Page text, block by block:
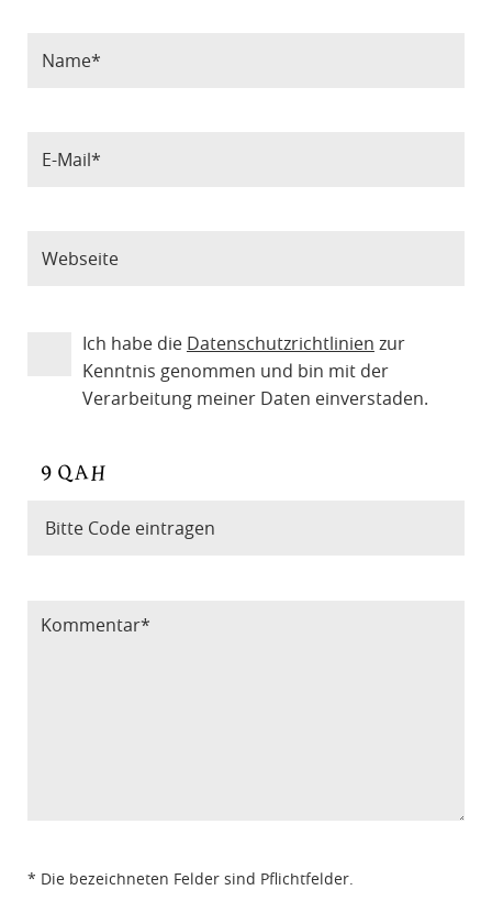
Ich habe die Datenschutzrichtlinien zur
Kenntnis genommen und bin mit der
Verarbeitung meiner Daten einverstaden.
* Die bezeichneten Felder sind Pflichtfelder.